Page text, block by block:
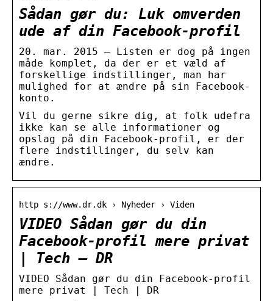
Sådan gør du: Luk omverden
ude af din Facebook-profil
20. mar. 2015 — Listen er dog på ingen
måde komplet, da der er et væld af
forskellige indstillinger, man har
mulighed for at ændre på sin Facebook-
konto.
Vil du gerne sikre dig, at folk udefra
ikke kan se alle informationer og
opslag på din Facebook-profil, er der
flere indstillinger, du selv kan
ændre.
http s://www.dr.dk › Nyheder › Viden
VIDEO Sådan gør du din
Facebook-profil mere privat
| Tech – DR
VIDEO Sådan gør du din Facebook-profil
mere privat | Tech | DR